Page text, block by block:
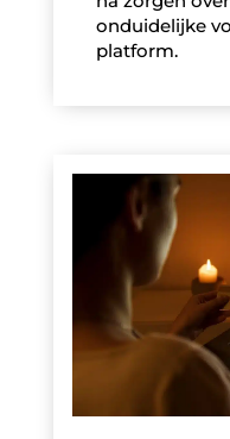
onduidelijke
platform.